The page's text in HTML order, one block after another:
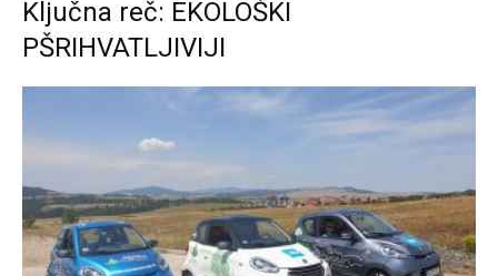
Ključna reč: EKOLOŠKI
PŠRIHVATLJIVIJI